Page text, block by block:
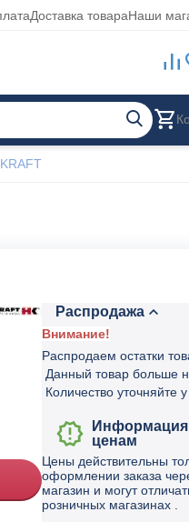
Доставка товараНаши
Распродажа
Внимание!
Распродаем остатки
Данный товар больше
Количество уточняйте
ценам
Цены действительны
оформлении заказа
магазин и могут
розничных магазинах .